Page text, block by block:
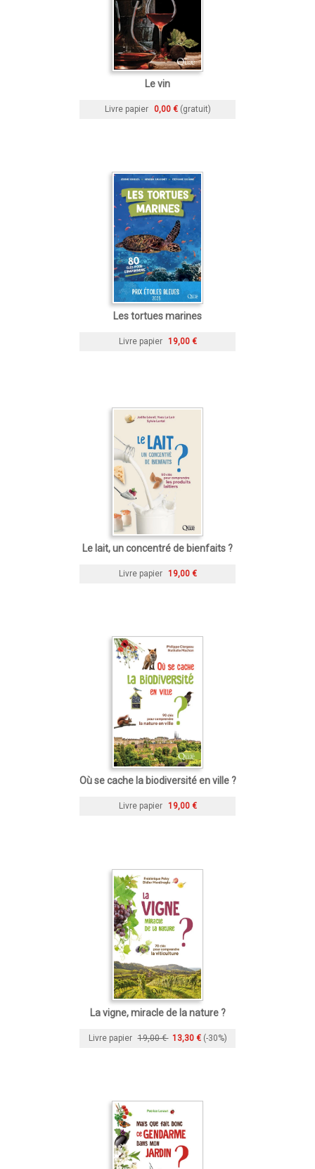
Le vin
Livre papier 0,00 € (gratuit)
Les tortues marines
Livre papier 19,00 €
Le lait, un concentré de bienfaits ?
Livre papier 19,00 €
Où se cache la biodiversité en ville ?
Livre papier 19,00 €
La vigne, miracle de la nature ?
Livre papier 19,00 € 13,30 € (-30%)